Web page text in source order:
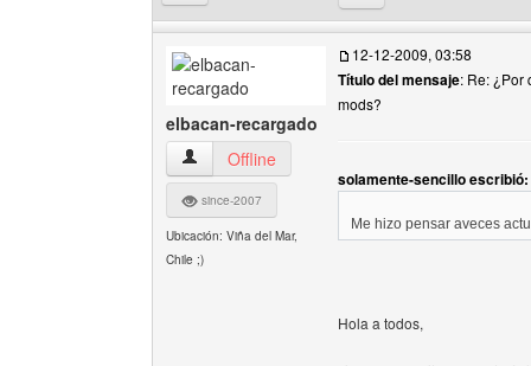
elbacan-recargado
elbacan-recargado Ver perfil del usuario
Offline
since-2007
Ubicación: Viña del Mar,
Chile ;)
12-12-2009, 03:58
Título del mensaje: Re: ¿Por
mods?
solamente-sencillo escribió:
Me hizo pensar aveces
Hola a todos,